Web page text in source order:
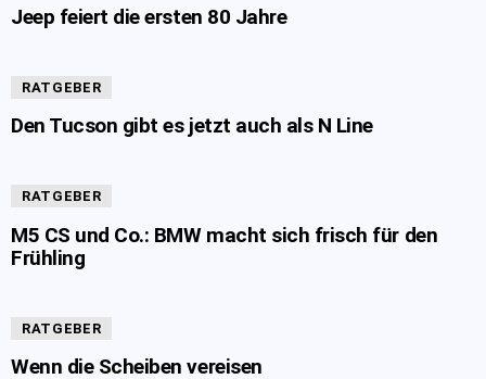
Jeep feiert die ersten 80 Jahre
RATGEBER
Den Tucson gibt es jetzt auch als N Line
RATGEBER
M5 CS und Co.: BMW macht sich frisch für den
Frühling
RATGEBER
Wenn die Scheiben vereisen